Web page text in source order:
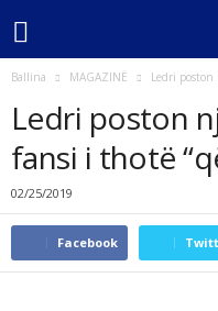
Ballina MAGAZINË Ledri
Ledri poston
fansi i thotë
02/25/2019
Facebook